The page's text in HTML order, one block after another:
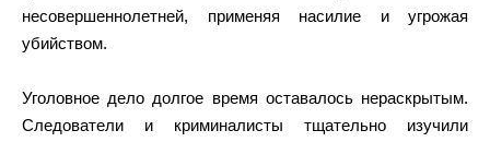
несовершеннолетней, применяя насилие и угрожая
убийством.
Уголовное дело долгое время оставалось нераскрытым.
Следователи и криминалисты тщательно изучили